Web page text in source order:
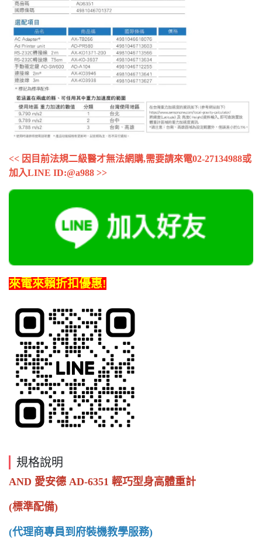
<< 因目前法規二級醫才無法網購,需要請來電02-27134988或
加入LINE ID:@a988 >>
來電來賴折扣優惠!
規格說明
AND 愛安德 AD-6351 輕巧型身高體重計
(標準配備)
(代理商專員到府裝機教學服務)